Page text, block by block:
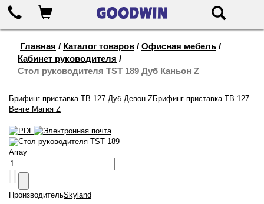
655-888
Корзина Поиск
Главная / Каталог товаров / Офисная мебель /
Кабинет руководителя /
Стол руководителя TST 189 Дуб Каньон Z
Брифинг-приставка ТВ 127 Дуб Девон ZБрифинг-приставка ТВ 127
Венге Магия Z
Стол руководителя TST 189
Array
ПроизводительSkyland